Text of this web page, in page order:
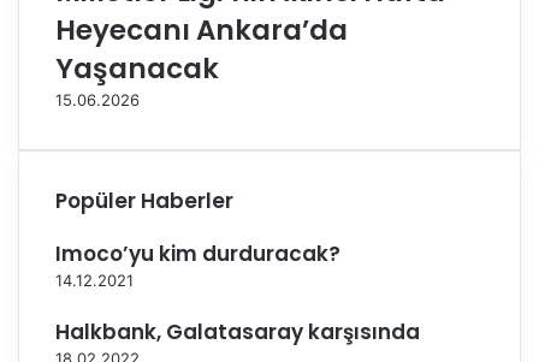
y
Heyecanı Ankara’da
Yaşanacak
15.06.2026
Popüler Haberler
Imoco’yu kim durduracak?
14.12.2021
Halkbank, Galatasaray karşısında